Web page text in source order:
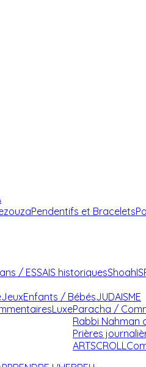
Pendentifs et Bracelets
/ ESSAIS historiquesShoah
JeuxEnfants / BébésJUDAISME
LuxeParacha /
Rabbi Nahman
Prières
ARTSCROLL